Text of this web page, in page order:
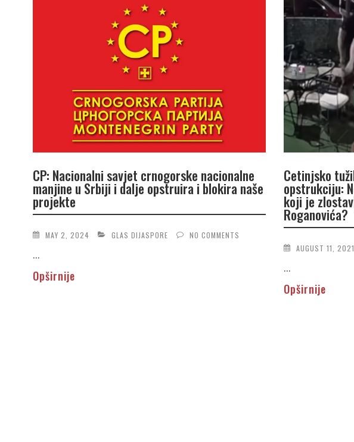
CP: Nacionalni savjet crnogorske nacionalne
manjine u Srbiji i dalje opstruira i blokira naše
projekte
MAY 2, 2024 GLAS DIJASPORE NO COMMENTS
...
Opširnije
Cetinjsko
opstrukciju:
koji je
Roganovića?
AUGUST 11, 2021
...
Opširnije